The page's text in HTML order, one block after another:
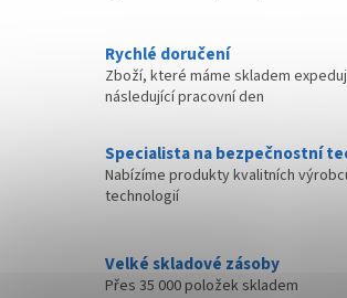
Rychlé doručení
Zboží, které máme skladem
následující pracovní den
Specialista na bezpečnostní
Nabízíme produkty kvalitních
technologií
Velké skladové zásoby
Přes 35 000 položek skladem